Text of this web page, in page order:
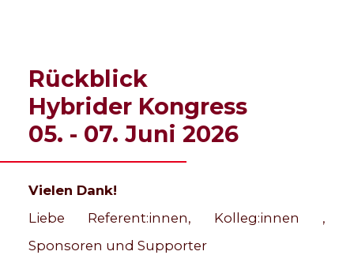
Rückblick
Hybrider Kongress
05. - 07. Juni 2026
Vielen Dank!
Liebe Referent:innen, Kolleg:innen ,
Sponsoren und Supporter